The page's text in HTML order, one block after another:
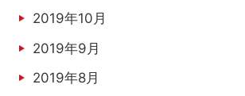
2019年10月
2019年9月
2019年8月